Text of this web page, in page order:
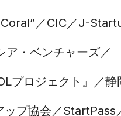
CIC J-
ア・ベンチャーズ
プロジェクト』 静
ップ協会 StartPass